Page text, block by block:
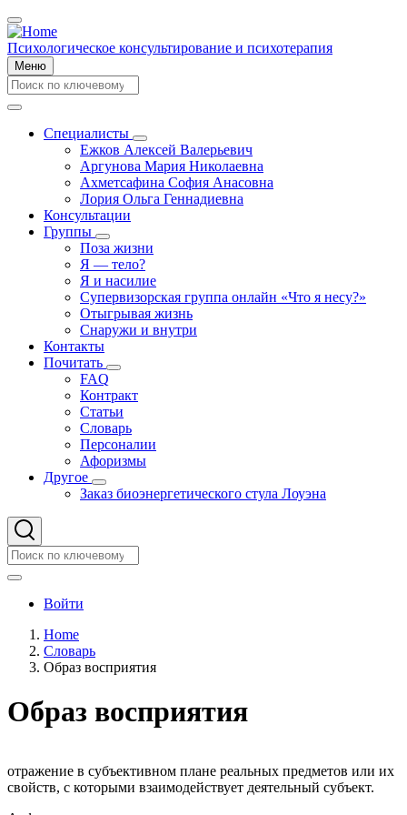
Перейти
к
основному
содержанию
Психологическое консультирование и психотерапия
Меню
Search
Search
navigation
Специалисты
Специалисты
подменю
Ежков Алексей Валерьевич
Аргунова Мария Николаевна
Ахметсафина София Анасовна
Лория Ольга Геннадиевна
Консультации
Группы
Группы
подменю
Поза жизни
Я — тело?
Я и насилие
Супервизорская группа онлайн «Что я несу?»
Отыгрывая жизнь
Снаружи и внутри
Контакты
Почитать
Почитать
FAQ
Контракт
Статьи
Словарь
Персоналии
Афоризмы
Другое
Другое
подменю
Заказ биоэнергетического стула Лоуэна
Search
Search
User
menu
Войти
Строка
навигации
Home
Словарь
Образ восприятия
Образ восприятия
отражение в субъективном плане реальных предметов или их
свойств, с которыми взаимодействует деятельный субъект.